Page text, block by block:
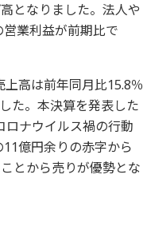
となりました。法人や
業利益が前期比で
高は前年同月比15.8％
た。本決算を発表した
ロナウイルス禍の行動
億円余りの赤字から
とから売りが優勢とな